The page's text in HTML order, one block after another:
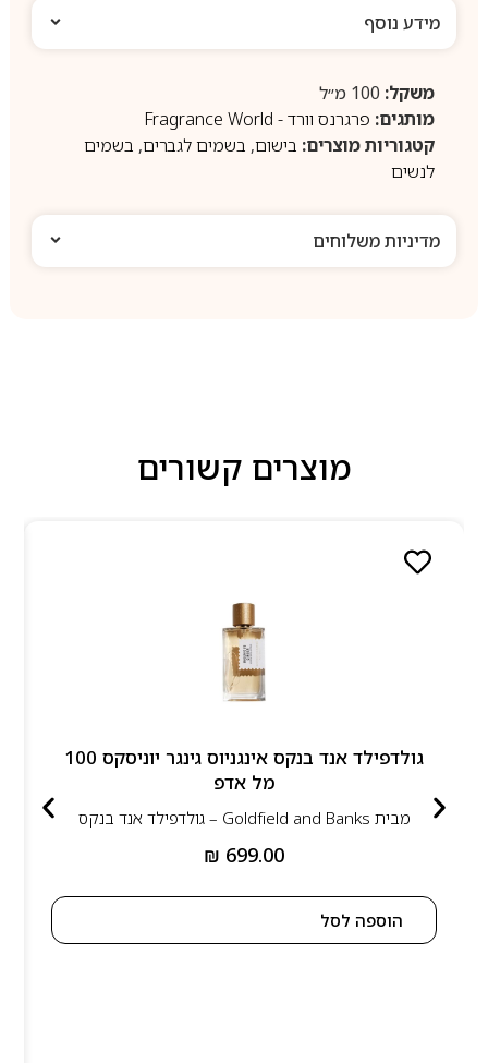
מידע נוסף
משקל:100 מ״ל
מותגים: פרגרנס וורד - Fragrance World
קטגוריות מוצרים: בישום, בשמים לגברים, בשמים
לנשים
מדיניות משלוחים
מוצרים קשורים
גולדפילד אנד בנקס אינגניוס גינגר יוניסקס 100
מל אדפ
מבית Goldfield and Banks – גולדפילד אנד בנקס
₪ 699.00
הוספה לסל